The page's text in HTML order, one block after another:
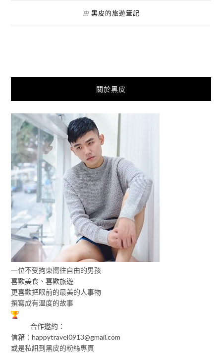
由 黑皮的旅遊筆記
關於黑皮
一位不受拘束嚮往自由的男孩
喜歡美食、喜歡旅遊
更喜歡把眼前的最美的人事物
撰寫成有溫度的故事
合作邀約：
信箱：happytravel0913@gmail.com
或是私訊到黑皮的粉絲專頁